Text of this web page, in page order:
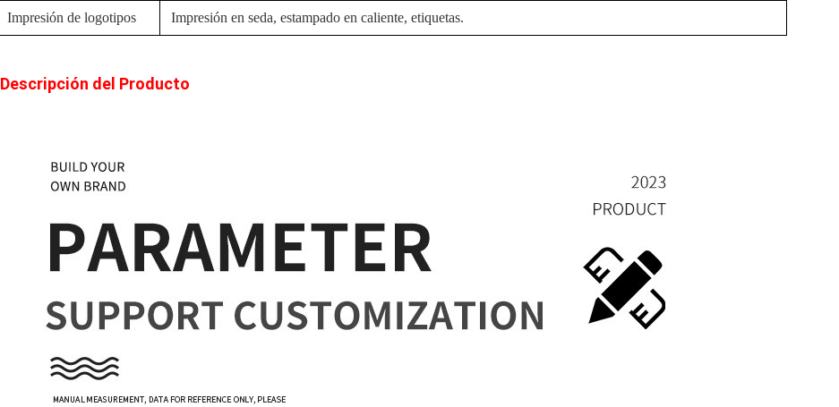
Impresión de logotipos Impresión en seda, estampado en caliente, etiquetas.
Descripción del Producto